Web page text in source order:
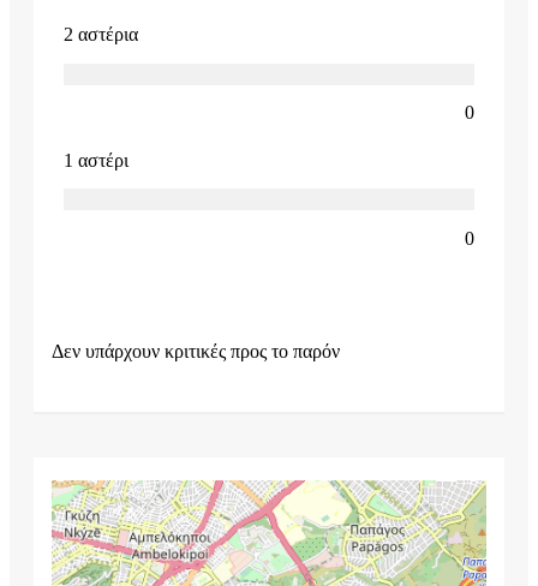
2 αστέρια
0
1 αστέρι
0
Δεν υπάρχουν κριτικές προς το παρόν